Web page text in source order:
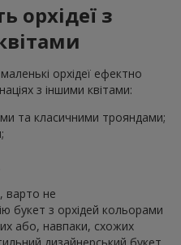
орхідеї з
орхідеї ефектно
з іншими квітами:
та класичними трояндами;
варто не
букет з орхідей кольорами
або, навпаки, схожих